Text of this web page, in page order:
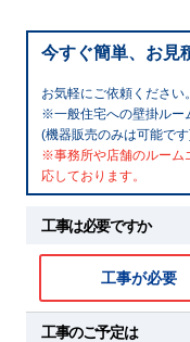
今すぐ簡単、お見
お気軽にご依頼ください
※一般住宅への壁掛ルー
(機器販売のみは可能で
※事務所や店舗のルーム
応しております。
工事は必要ですか
工事が必要
工事のご予定は